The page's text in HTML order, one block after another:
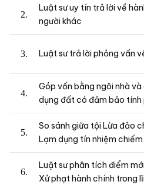
Luật sư uy tín trả lời về
người khác
Luật sư trả lời phỏng vấn
Góp vốn bằng ngôi nhà
dụng đất có đảm bảo tính
So sánh giữa tội Lừa đảo
Lạm dụng tín nhiệm
Luật sư phân tích điểm
Xử phạt hành chính trong